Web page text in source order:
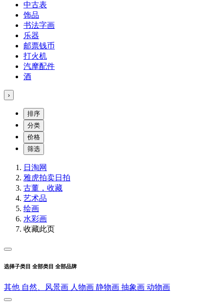
中古表
饰品
书法字画
乐器
邮票钱币
打火机
汽摩配件
酒
›
排序
分类
价格
筛选
日淘网
雅虎拍卖日拍
古董，收藏
艺术品
绘画
水彩画
收藏此页
选择子类目 全部类目 全部品牌
其他 自然、风景画 人物画 静物画 抽象画 动物画